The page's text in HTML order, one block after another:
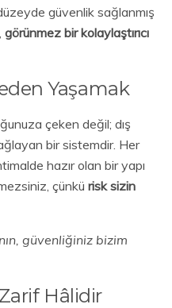
güvenlik sağlanmış
görünmez bir kolaylaştırıcı
Yaşamak
çeken değil; dış
bir sistemdir. Her
hazır olan bir yapı
çünkü risk sizin
güvenliğiniz bizim
Hâlidir